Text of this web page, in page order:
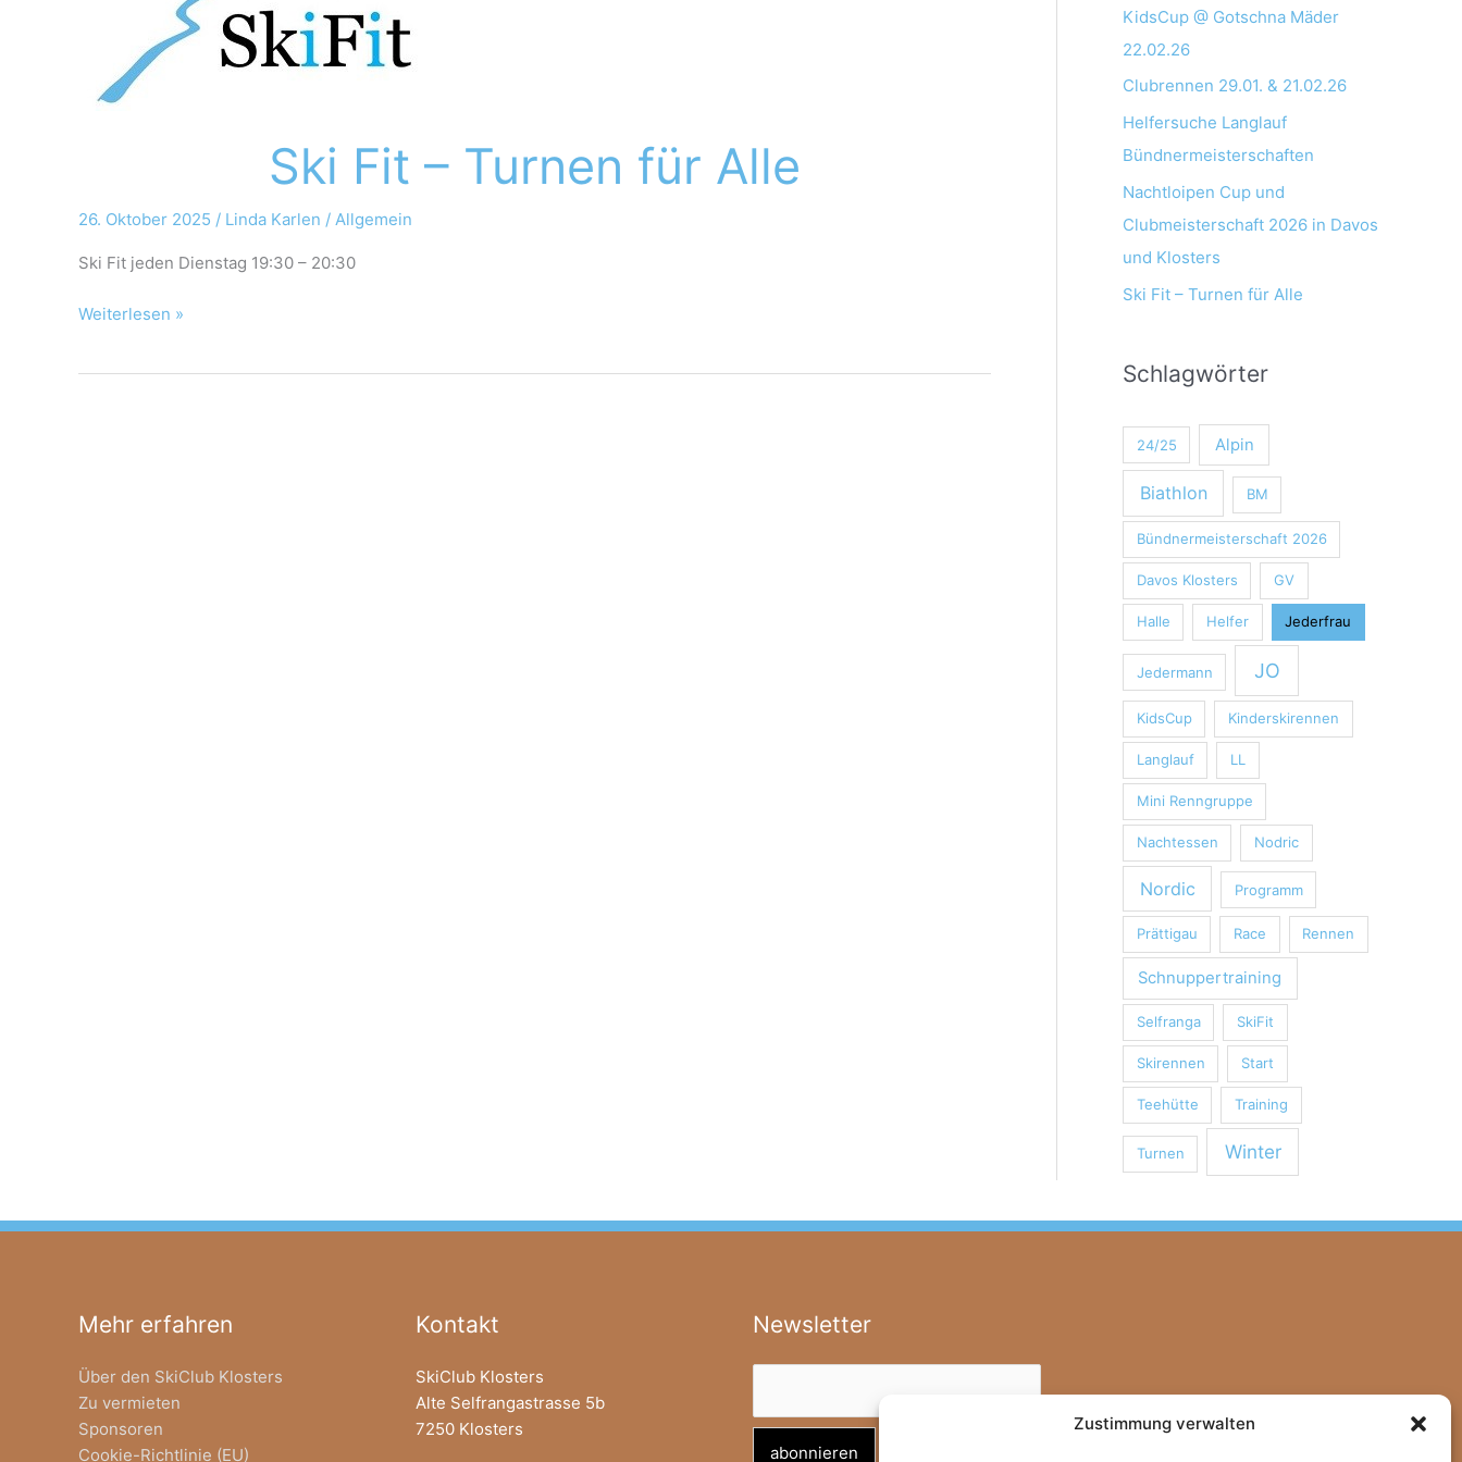
Zustimmung verwalten
Ski Fit – Turnen für Alle
26. Oktober 2025 / Linda Karlen / Allgemein
Ski Fit jeden Dienstag 19:30 – 20:30
Weiterlesen »
KidsCup @ Gotschna Mäder
22.02.26
Clubrennen 29.01. & 21.02.26
Helfersuche Langlauf
Bündnermeisterschaften
Nachtloipen Cup und
Clubmeisterschaft 2026 in Davos
und Klosters
Ski Fit – Turnen für Alle
Schlagwörter
24/25 Alpin
Biathlon BM
Bündnermeisterschaft 2026
Davos Klosters GV
Halle Helfer Jederfrau
Jedermann JO
KidsCup Kinderskirennen
Langlauf LL
Mini Renngruppe
Nachtessen Nodric
Nordic Programm
Prättigau Race Rennen
Schnuppertraining
Selfranga SkiFit
Skirennen Start
Teehütte Training
Turnen Winter
Mehr erfahren
Über den SkiClub Klosters
Zu vermieten
Sponsoren
Cookie-Richtlinie (EU)
Kontakt
SkiClub Klosters
Alte Selfrangastrasse 5b
7250 Klosters
Newsletter